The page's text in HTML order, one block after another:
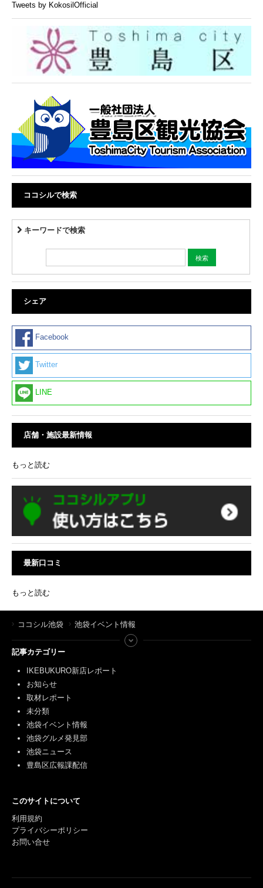
Tweets by KokosilOfficial
ココシルで検索
キーワードで検索
シェア
Facebook
Twitter
LINE
店舗・施設最新情報
もっと読む
最新口コミ
もっと読む
ココシル池袋 池袋イベント情報
記事カテゴリー
IKEBUKURO新店レポート
お知らせ
取材レポート
未分類
池袋イベント情報
池袋グルメ発見部
池袋ニュース
豊島区広報課配信
このサイトについて
利用規約
プライバシーポリシー
お問い合せ